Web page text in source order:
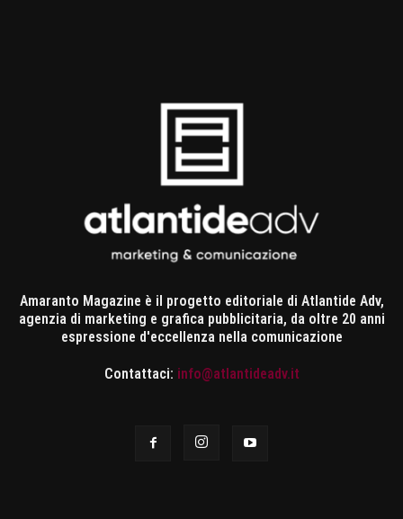
Amaranto Magazine è il progetto editoriale di Atlantide Adv,
agenzia di marketing e grafica pubblicitaria, da oltre 20 anni
espressione d'eccellenza nella comunicazione
Contattaci: info@atlantideadv.it